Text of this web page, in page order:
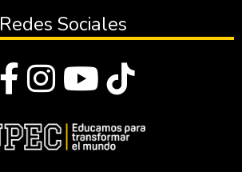
Redes Sociales